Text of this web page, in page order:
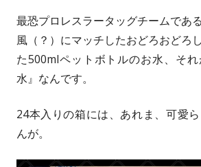
最恐プロレスラータッグチームであ
風（？）にマッチしたおどろおどろ
た500mlペットボトルのお水、そ
水』なんです。
24本入りの箱には、あれま、可愛
んが。